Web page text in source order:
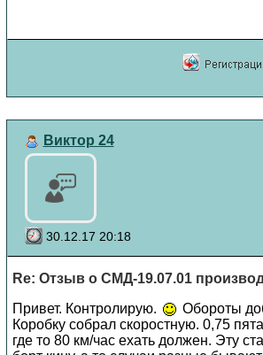
Виктор 24
30.12.17 20:18
Re: Отзыв о СМД-19.07.01
Привет. Контролирую.
Обороты
Коробку собрал скоростную. 0,75
где то 80 км/час ехать должен. Эту